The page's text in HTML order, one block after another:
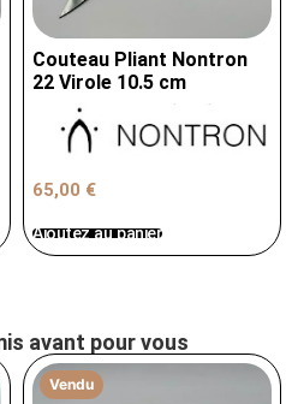
Couteau Pliant Nontron
22 Virole 10.5 cm
65,00 €
Ajoutez au panier
avant pour vous
Vendu